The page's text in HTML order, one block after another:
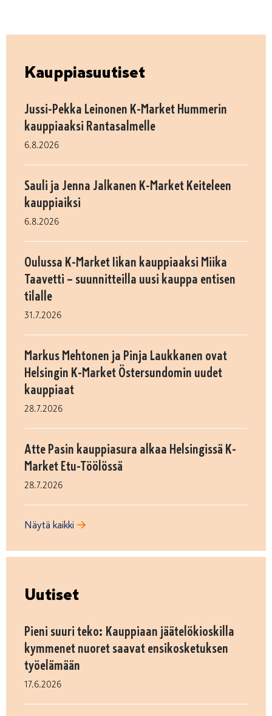
Kauppiasuutiset
Jussi-Pekka Leinonen K-Market Hummerin
kauppiaaksi Rantasalmelle
6.8.2026
Sauli ja Jenna Jalkanen K-Market Keiteleen
kauppiaiksi
6.8.2026
Oulussa K-Market Iikan kauppiaaksi Miika
Taavetti – suunnitteilla uusi kauppa entisen
tilalle
31.7.2026
Markus Mehtonen ja Pinja Laukkanen ovat
Helsingin K-Market Östersundomin uudet
kauppiaat
28.7.2026
Atte Pasin kauppiasura alkaa Helsingissä K-
Market Etu-Töölössä
28.7.2026
Näytä kaikki
Uutiset
Pieni suuri teko: Kauppiaan jäätelökioskilla
kymmenet nuoret saavat ensikosketuksen
työelämään
17.6.2026